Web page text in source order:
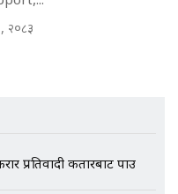
VISA SCAM
२०८३
कतारबाट पक्राउ